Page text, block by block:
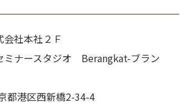
会社本社２Ｆ
ミナースタジオ Berangkat-ブラン
都港区西新橋2-34-4